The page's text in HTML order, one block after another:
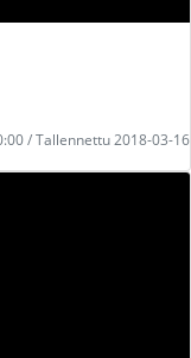
/ Tallennettu 2018-03-16